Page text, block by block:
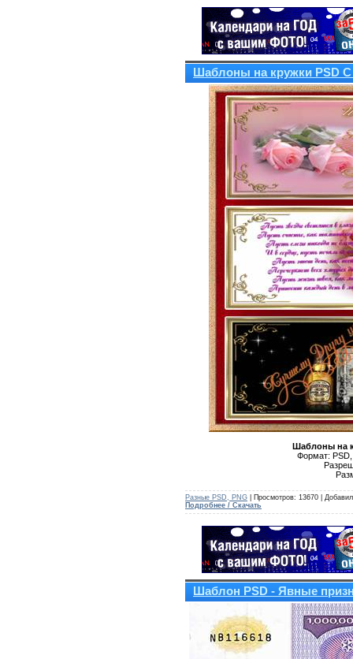
Шаблоны на кружки PSD
Шаблоны на
Формат: PSD,
Разные PSD, PNG | Просмотров: 13670 |
Подробнее / Скачать
Шаблон PSD - Явные